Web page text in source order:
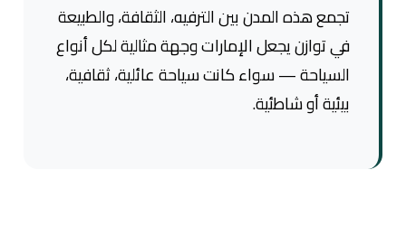
تجمع هذه المدن بين الترفيه، الثقافة، والطبيعة
في توازن يجعل الإمارات وجهة مثالية لكل أنواع
السياحة — سواء كانت سياحة عائلية، ثقافية،
بيئية أو شاطئية.